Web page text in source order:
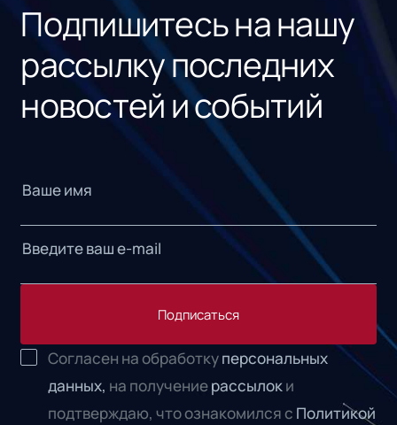
Подпишитесь на нашу
рассылку последних
новостей и событий
Подписаться
Согласен на обработкуперсональных
данных, на получениерассылоки
подтверждаю, что ознакомился с Политикой